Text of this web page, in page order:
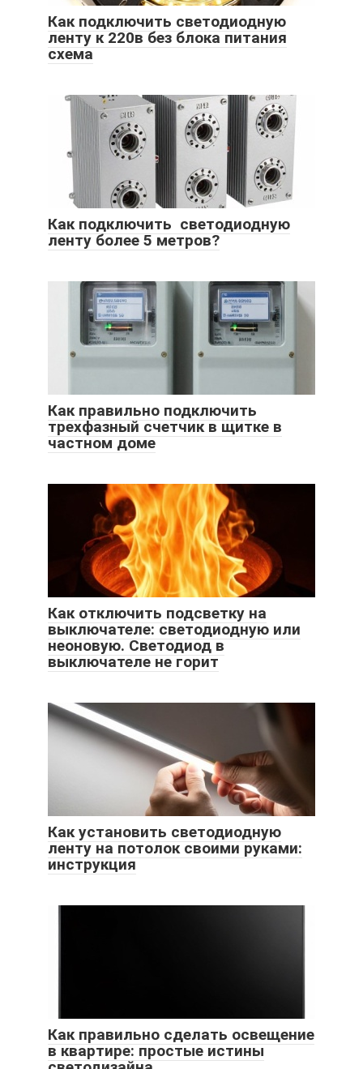
Как подключить светодиодную
ленту к 220в без блока питания
схема
Как подключить светодиодную
ленту более 5 метров?
Как правильно подключить
трехфазный счетчик в щитке в
частном доме
Как отключить подсветку на
выключателе: светодиодную или
неоновую. Светодиод в
выключателе не горит
Как установить светодиодную
ленту на потолок своими руками:
инструкция
Как правильно сделать освещение
в квартире: простые истины